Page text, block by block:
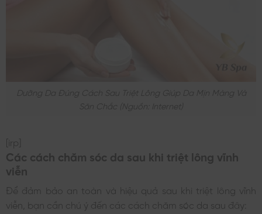
Dưỡng Da Đúng Cách Sau Triệt Lông Giúp Da Mịn Màng Và
Săn Chắc (nguồn: Internet)
[irp]
Các cách chăm sóc da sau khi triệt lông vĩnh
viễn
Để đảm bảo an toàn và hiệu quả sau khi triệt lông vĩnh
viễn, bạn cần chú ý đến các cách chăm sóc da sau đây: